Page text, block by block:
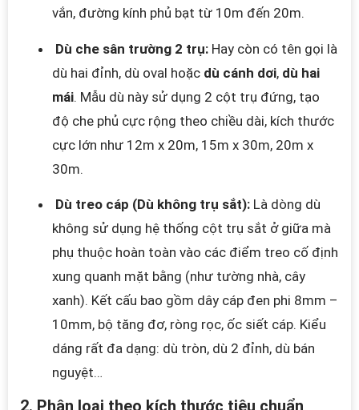
vắn, đường kính phủ bạt từ 10m đến 20m.
Dù che sân trường 2 trụ: Hay còn có tên gọi là
dù hai đỉnh, dù oval hoặc dù cánh dơi, dù hai
mái. Mẫu dù này sử dụng 2 cột trụ đứng, tạo
độ che phủ cực rộng theo chiều dài, kích thước
cực lớn như 12m x 20m, 15m x 30m, 20m x
30m.
Dù treo cáp (Dù không trụ sắt): Là dòng dù
không sử dụng hệ thống cột trụ sắt ở giữa mà
phụ thuộc hoàn toàn vào các điểm treo cố định
xung quanh mặt bằng (như tường nhà, cây
xanh). Kết cấu bao gồm dây cáp đen phi 8mm –
10mm, bộ tăng đơ, ròng rọc, ốc siết cáp. Kiểu
dáng rất đa dạng: dù tròn, dù 2 đỉnh, dù bán
nguyệt…
2. Phân loại theo kích thước tiêu chuẩn